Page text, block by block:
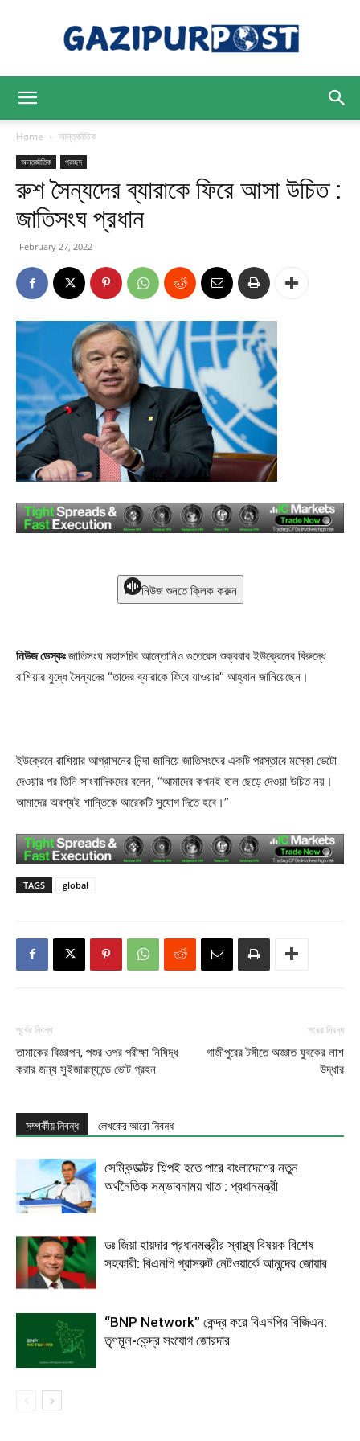
Post
Home আন্তর্জাতিক
আন্তর্জাতিক প্রচ্ছদ
রুশ সৈন্যদের ব্যারাকে ফিরে আসা উচিত :
জাতিসংঘ প্রধান
February 27, 2022
নিউজ শুনতে ক্লিক করুন
নিউজ ডেস্কঃজাতিসংঘ মহাসচিব আন্তোনিও গুতেরেস শুক্রবার ইউক্রেনের বিরুদ্ধে
রাশিয়ার যুদ্ধে সৈন্যদের “তাদের ব্যারাকে ফিরে যাওয়ার” আহ্বান জানিয়েছেন।
ইউক্রেনে রাশিয়ার আগ্রাসনের নিন্দা জানিয়ে জাতিসংঘের একটি প্রস্তাবে মস্কো ভেটো
দেওয়ার পর তিনি সাংবাদিকদের বলেন, “আমাদের কখনই হাল ছেড়ে দেওয়া উচিত নয়।
আমাদের অবশ্যই শান্তিকে আরেকটি সুযোগ দিতে হবে।”
TAGS global
পূর্বের নিবন্ধ
তামাকের বিজ্ঞাপন, পশুর ওপর পরীক্ষা নিষিদ্ধ
করার জন্য সুইজারল্যান্ডে ভোট গ্রহন
পরের নিবন্ধ
গাজীপুরের টঙ্গীতে অজ্ঞাত যুবকের লাশ
উদ্ধার
সম্পর্কীয় নিবন্ধ লেখকের আরো নিবন্ধ
সেমিকন্ডাক্টর শিল্পই হতে পারে বাংলাদেশের নতুন
অর্থনৈতিক সম্ভাবনাময় খাত : প্রধানমন্ত্রী
ডঃ জিয়া হায়দার প্রধানমন্ত্রীর স্বাস্থ্য বিষয়ক বিশেষ
সহকারী: বিএনপি গ্রাসরুট নেটওয়ার্কে আনন্দের জোয়ার
“BNP Network” কেন্দ্র করে বিএনপির বিজিএন:
তৃণমূল-কেন্দ্র সংযোগ জোরদার